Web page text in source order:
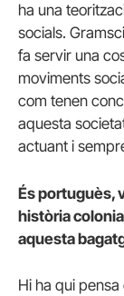
ha una
socials.
fa servir una
moviments
com tenen
aquesta
actuant i
És portuguès,
història
aquesta
Hi ha qui